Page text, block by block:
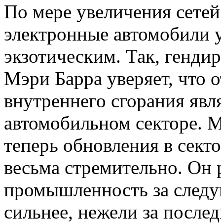
По мере увеличения
электронные автомобили
экзотическим. Так,
Мэри Барра уверяет, что
внутреннего сгорания
автомобильном секторе.
теперь обновления в
весьма стремительно. Он
промышленность за
сильнее, нежели за